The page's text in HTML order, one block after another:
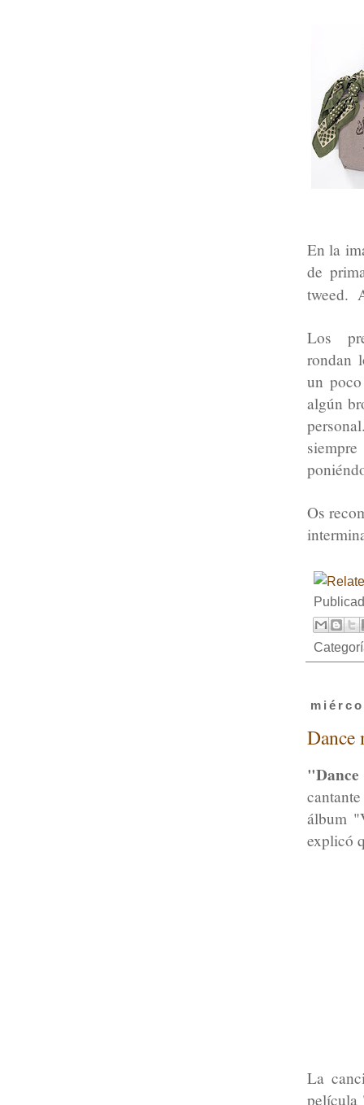
En la
de
tweed.
Los
rondan
un
algún
Os
Dance
álbum
explicó
La
película